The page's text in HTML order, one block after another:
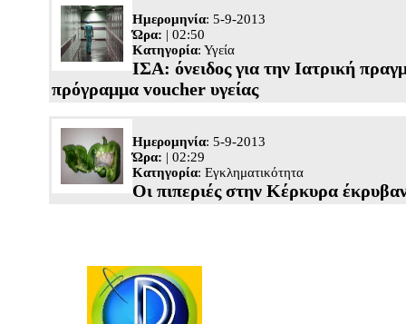
Ημερομηνία: 5-9-2013
Ώρα: | 02:50
Κατηγορία: Υγεία
ΙΣΑ: όνειδος για την Iατρική
πρόγραμμα voucher υγείας
Ημερομηνία: 5-9-2013
Ώρα: | 02:29
Κατηγορία: Εγκληματικότητα
Οι πιπεριές στην Κέρκυρα